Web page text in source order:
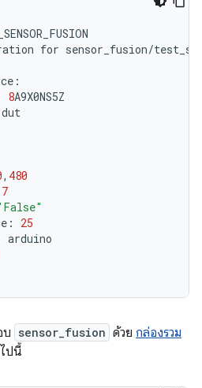
for sensor_fusion/
:
8A9X0NS5Z
dut
, 480
7
:
25
arduino
บ sensor_fusion ด้วย กล่องรวม
ปนี้